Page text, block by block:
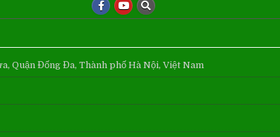
Quận Đống Đa, Thành phố Hà Nội, Việt Nam